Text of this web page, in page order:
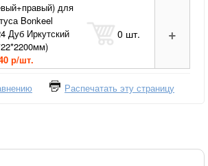
для
Bonkeel
Дуб Иркутский
р/шт.
0 шт. +
Распечатать эту страницу